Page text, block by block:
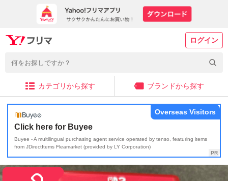
ログイン
カテゴリから探す ブランドから探す
Click here for Buyee
Buyee - A multilingual purchasing agent service operated by tenso, featuring items
from JDirectItems Fleamarket (provided by LY Corporation)
Overseas Visitors